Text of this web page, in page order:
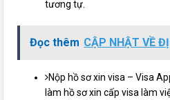
tương tự.
Đọc thêm CẬP NHẬT VỀ
Nộp hồ sơ xin visa – Visa
làm hồ sơ xin cấp visa làm